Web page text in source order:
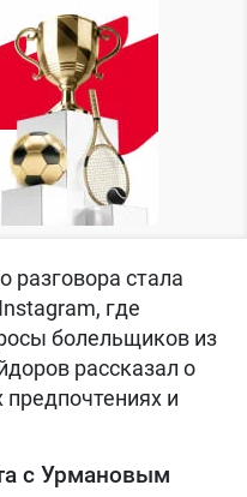
разговора стала
где
болельщиков из
рассказал о
и
с Урмановым